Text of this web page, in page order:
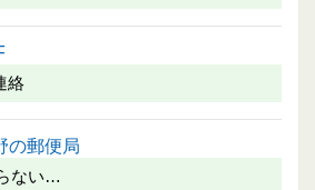
絡
の郵便局
ない…